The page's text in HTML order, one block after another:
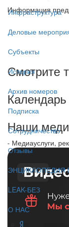
Инфраструктура
Деловые
Субъекты
История
Архив номеров
Подписка
Сотрудничество
Отзывы
ЭНЦИКЛОПЕДИЯ
LEAK-БЕЗ
О НАС
Информация
Смотрите
Наши
- Медиауслуги,